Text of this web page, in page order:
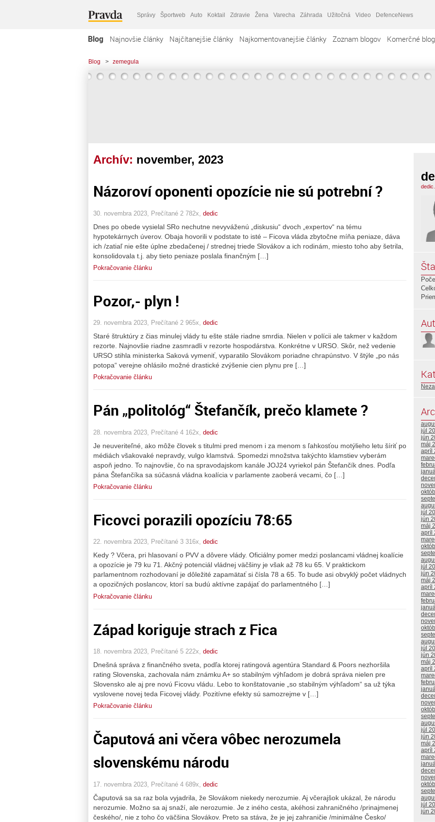
Správy Športweb Auto Koktail Zdravie Žena Varecha Záhrada Užitočná Video DefenceNews
Blog Najnovšie články Najčítanejšie články Najkomentovanejšie články Zoznam blogov Komerčné
Blog > zemegula
Archív: november, 2023
Názoroví oponenti opozície nie sú potrební ?
30. novembra 2023, Prečítané 2 782x, dedic
Dnes po obede vysielal SRo nechutne nevyváženú „diskusiu“ dvoch „expertov“ na tému
hypotekárnych úverov. Obaja hovorili v podstate to isté – Ficova vláda zbytočne míňa peniaze, dáva
ich /zatiaľ nie ešte úplne zbedačenej / strednej triede Slovákov a ich rodinám, miesto toho aby šetrila,
konsolidovala t.j. aby tieto peniaze poslala finančným […]
Pokračovanie článku
Pozor,- plyn !
29. novembra 2023, Prečítané 2 965x, dedic
Staré štruktúry z čias minulej vlády tu ešte stále riadne smrdia. Nielen v polícii ale takmer v každom
rezorte. Najnovšie riadne zasmradli v rezorte hospodárstva. Konkrétne v URSO. Skôr, než vedenie
URSO stihla ministerka Saková vymeniť, vyparatilo Slovákom poriadne chrapúnstvo. V štýle „po nás
potopa“ verejne ohlásilo možné drastické zvýšenie cien plynu pre […]
Pokračovanie článku
Pán „politológ“ Štefančík, prečo klamete ?
28. novembra 2023, Prečítané 4 162x, dedic
Je neuveriteľné, ako môže človek s titulmi pred menom i za menom s ľahkosťou motýlieho letu šíriť po
médiách všakovaké nepravdy, vulgo klamstvá. Spomedzi množstva takýchto klamstiev vyberám
aspoň jedno. To najnovšie, čo na spravodajskom kanále JOJ24 vyriekol pán Štefančík dnes. Podľa
pána Štefančíka sa súčasná vládna koalícia v parlamente zaoberá vecami, čo […]
Pokračovanie článku
Ficovci porazili opozíciu 78:65
22. novembra 2023, Prečítané 3 316x, dedic
Kedy ? Včera, pri hlasovaní o PVV a dôvere vlády. Oficiálny pomer medzi poslancami vládnej koalície
a opozície je 79 ku 71. Akčný potenciál vládnej väčšiny je však až 78 ku 65. V praktickom
parlamentnom rozhodovaní je dôležité zapamätať si čísla 78 a 65. To bude asi obvyklý počet vládnych
a opozičných poslancov, ktorí sa budú aktívne zapájať do parlamentného […]
Pokračovanie článku
Západ koriguje strach z Fica
18. novembra 2023, Prečítané 5 222x, dedic
Dnešná správa z finančného sveta, podľa ktorej ratingová agentúra Standard & Poors nezhoršila
rating Slovenska, zachovala nám známku A+ so stabilným výhľadom je dobrá správa nielen pre
Slovensko ale aj pre novú Ficovu vládu. Lebo to konštatovanie „so stabilným výhľadom“ sa už týka
vyslovene novej teda Ficovej vlády. Pozitívne efekty sú samozrejme v […]
Pokračovanie článku
Čaputová ani včera vôbec nerozumela
slovenskému národu
17. novembra 2023, Prečítané 4 689x, dedic
Čaputová sa sa raz bola vyjadrila, že Slovákom niekedy nerozumie. Aj včerajšok ukázal, že národu
nerozumie. Možno sa aj snaží, ale nerozumie. Je z iného cesta, akéhosi zahraničného /prinajmenej
českého/, nie z toho čo väčšina Slovákov. Preto sa stáva, že je jej zahraničie /minimálne Česko/
júl
jún
máj
apríl
júl
jún
máj
apríl
júl
jún
máj
apríl
júl
jún
máj
apríl
júl
jún
máj
apríl
júl
jún